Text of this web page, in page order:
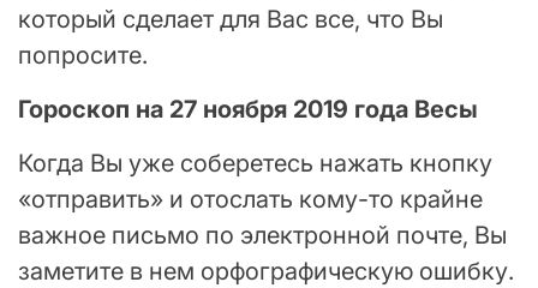
который сделает для Вас все, что Вы
попросите.
Гороскоп на 27 ноября 2019 года Весы
Когда Вы уже соберетесь нажать кнопку
«отправить» и отослать кому-то крайне
важное письмо по электронной почте, Вы
заметите в нем орфографическую ошибку.